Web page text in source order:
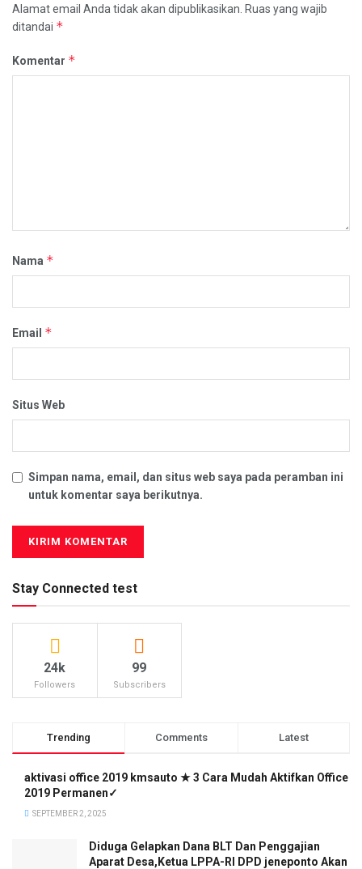
Alamat email Anda tidak akan dipublikasikan. Ruas yang wajib
ditandai *
Komentar *
Nama *
Email *
Situs Web
Simpan nama, email, dan situs web saya pada peramban ini
untuk komentar saya berikutnya.
Stay Connected test
24k
Followers
99
Subscribers
Trending Comments Latest
aktivasi office 2019 kmsauto ★ 3 Cara Mudah Aktifkan Office
2019 Permanen✓
SEPTEMBER 2, 2025
Diduga Gelapkan Dana BLT Dan Penggajian
Aparat Desa,Ketua LPPA-RI DPD jeneponto Akan